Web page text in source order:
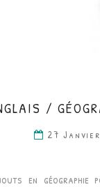
/
27
en géographie